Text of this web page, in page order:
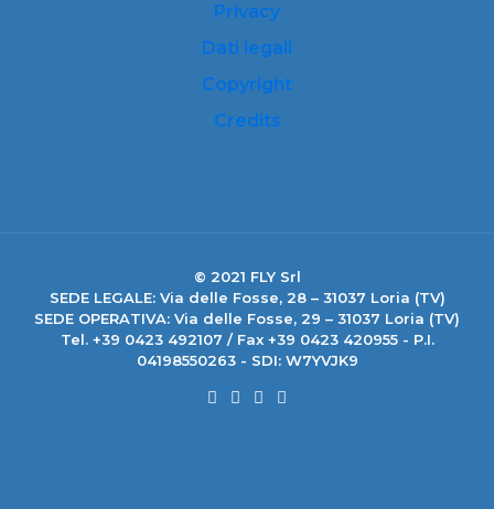
Privacy
Dati legali
Copyright
Credits
© 2021 FLY Srl
SEDE LEGALE: Via delle Fosse, 28 – 31037 Loria (TV)
SEDE OPERATIVA: Via delle Fosse, 29 – 31037 Loria (TV)
Tel. +39 0423 492107 / Fax +39 0423 420955 - P.I.
04198550263 - SDI: W7YVJK9